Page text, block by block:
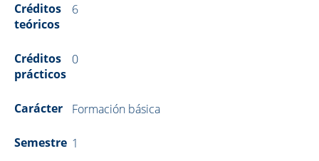
Créditos
teóricos
6
Créditos
prácticos
0
Carácter Formación básica
Semestre 1